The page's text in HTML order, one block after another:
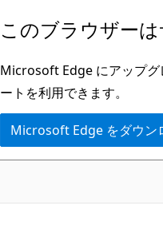
このブラウザー
Microsoft Edge にアップグ
ートを利用できます。
Microsoft Edge をダウン